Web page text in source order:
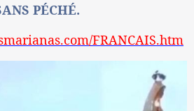
PÉCHÉ.
FRANCAIS.htm